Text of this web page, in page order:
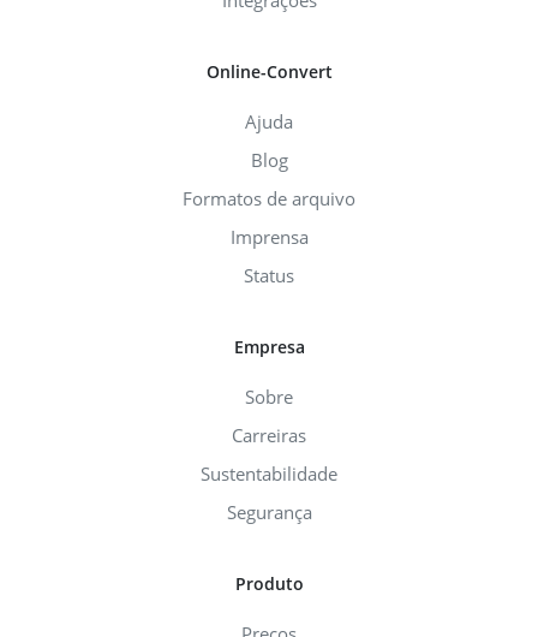
Online-Convert
Ajuda
Blog
Formatos de arquivo
Imprensa
Status
Empresa
Sobre
Carreiras
Sustentabilidade
Segurança
Produto